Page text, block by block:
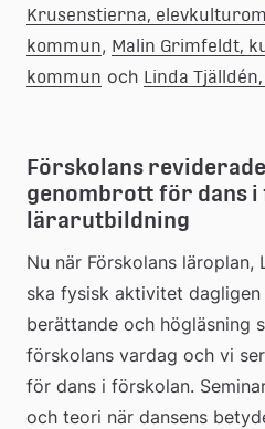
Krusenstierna,
kommun, Malin Grimfeldt,
kommun och Linda
Förskolans
genombrott för dans i
lärarutbildning
Nu när Förskolans läroplan,
ska fysisk aktivitet
berättande och högläsning
förskolans vardag och vi
för dans i förskolan.
och teori när dansens